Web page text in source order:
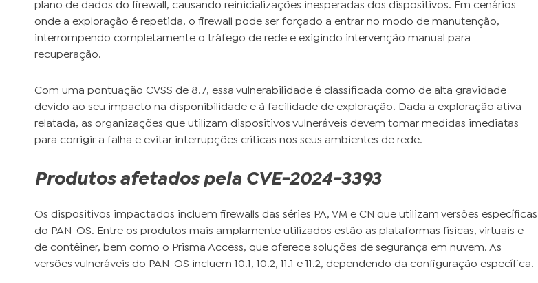
plano de dados do firewall, causando reinicializações inesperadas dos dispositivos. Em cenários
onde a exploração é repetida, o firewall pode ser forçado a entrar no modo de manutenção,
interrompendo completamente o tráfego de rede e exigindo intervenção manual para
recuperação.
Com uma pontuação CVSS de 8.7, essa vulnerabilidade é classificada como de alta gravidade
devido ao seu impacto na disponibilidade e à facilidade de exploração. Dada a exploração ativa
relatada, as organizações que utilizam dispositivos vulneráveis devem tomar medidas imediatas
para corrigir a falha e evitar interrupções críticas nos seus ambientes de rede.
Produtos afetados pela CVE-2024-3393
Os dispositivos impactados incluem firewalls das séries PA, VM e CN que utilizam versões específicas
do PAN-OS. Entre os produtos mais amplamente utilizados estão as plataformas físicas, virtuais e
de contêiner, bem como o Prisma Access, que oferece soluções de segurança em nuvem. As
versões vulneráveis do PAN-OS incluem 10.1, 10.2, 11.1 e 11.2, dependendo da configuração específica.